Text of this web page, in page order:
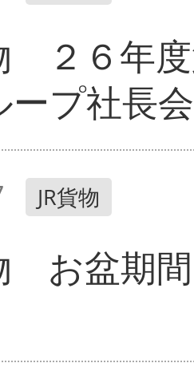
２６年
ープ社長
JR貨物
お盆期